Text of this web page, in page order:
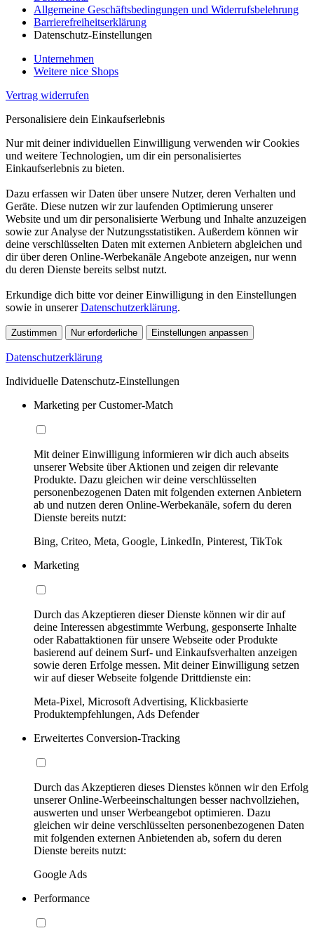
Allgemeine Geschäftsbedingungen und Widerrufsbelehrung
Barrierefreiheitserklärung
Datenschutz-Einstellungen
Unternehmen
Weitere nice Shops
Vertrag widerrufen
Personalisiere dein Einkaufserlebnis
Nur mit deiner individuellen Einwilligung verwenden wir Cookies
und weitere Technologien, um dir ein personalisiertes
Einkaufserlebnis zu bieten.
Dazu erfassen wir Daten über unsere Nutzer, deren Verhalten und
Geräte. Diese nutzen wir zur laufenden Optimierung unserer
Website und um dir personalisierte Werbung und Inhalte anzuzeigen
sowie zur Analyse der Nutzungsstatistiken. Außerdem können wir
deine verschlüsselten Daten mit externen Anbietern abgleichen und
dir über deren Online-Werbekanäle Angebote anzeigen, nur wenn
du deren Dienste bereits selbst nutzt.
Erkundige dich bitte vor deiner Einwilligung in den Einstellungen
sowie in unsererDatenschutzerklärung.
Zustimmen Nur erforderliche Einstellungen anpassen
Datenschutzerklärung
Individuelle Datenschutz-Einstellungen
Marketing per Customer-Match
Mit deiner Einwilligung informieren wir dich auch abseits
unserer Website über Aktionen und zeigen dir relevante
Produkte. Dazu gleichen wir deine verschlüsselten
personenbezogenen Daten mit folgenden externen Anbietern
ab und nutzen deren Online-Werbekanäle, sofern du deren
Dienste bereits nutzt:
Bing, Criteo, Meta, Google, LinkedIn, Pinterest, TikTok
Marketing
Durch das Akzeptieren dieser Dienste können wir dir auf
deine Interessen abgestimmte Werbung, gesponserte Inhalte
oder Rabattaktionen für unsere Webseite oder Produkte
basierend auf deinem Surf- und Einkaufsverhalten anzeigen
sowie deren Erfolge messen. Mit deiner Einwilligung setzen
wir auf dieser Webseite folgende Drittdienste ein:
Meta-Pixel, Microsoft Advertising, Klickbasierte
Produktempfehlungen, Ads Defender
Erweitertes Conversion-Tracking
Durch das Akzeptieren dieses Dienstes können wir den Erfolg
unserer Online-Werbeeinschaltungen besser nachvollziehen,
auswerten und unser Werbeangebot optimieren. Dazu
gleichen wir deine verschlüsselten personenbezogenen Daten
mit folgenden externen Anbietenden ab, sofern du deren
Dienste bereits nutzt:
Google Ads
Performance